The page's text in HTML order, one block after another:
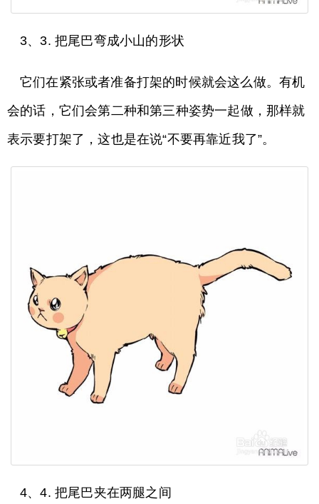
3、3. 把尾巴弯成小山的形状
它们在紧张或者准备打架的时候就会这么做。有机
会的话，它们会第二种和第三种姿势一起做，那样就
表示要打架了，这也是在说“不要再靠近我了”。
4、4. 把尾巴夹在两腿之间